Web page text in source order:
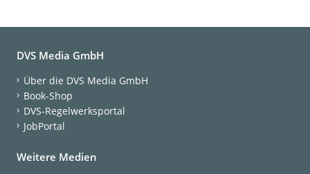
DVS Media GmbH
Über die DVS Media GmbH
Book-Shop
DVS-Regelwerksportal
JobPortal
Weitere Medien